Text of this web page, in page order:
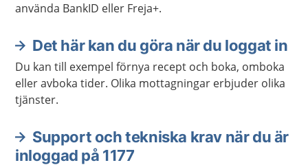
använda BankID eller Freja+.
Det här kan du göra när du loggat in
Du kan till exempel förnya recept och boka, omboka
eller avboka tider. Olika mottagningar erbjuder olika
tjänster.
Support och tekniska krav när du är
inloggad på 1177